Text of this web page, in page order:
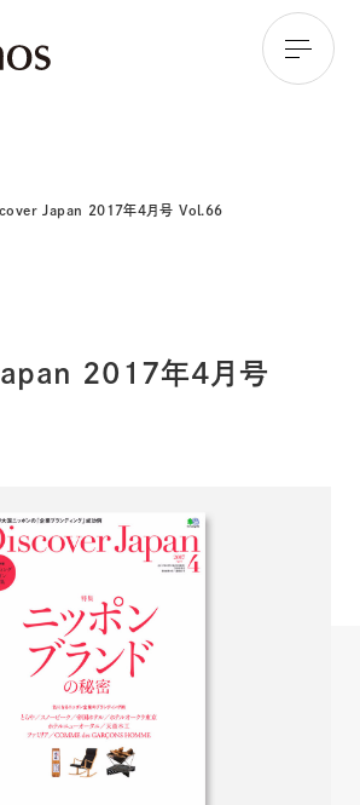
Japan 2017年4月号 Vol.66
2017年4月号